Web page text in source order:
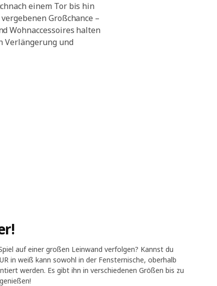
einem Tor bis hin
Großchance –
Wohnaccessoires halten
Verlängerung und
auf einer großen Leinwand verfolgen? Kannst du
in weiß kann sowohl in der Fensternische, oberhalb
werden. Es gibt ihn in verschiedenen Größen bis zu